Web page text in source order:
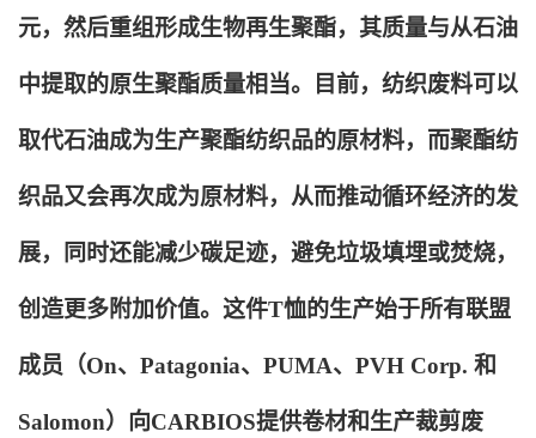
元，然后重组形成生物再生聚酯，其质量与从石油
中提取的原生聚酯质量相当。目前，纺织废料可以
取代石油成为生产聚酯纺织品的原材料，而聚酯纺
织品又会再次成为原材料，从而推动循环经济的发
展，同时还能减少碳足迹，避免垃圾填埋或焚烧，
创造更多附加价值。这件T恤的生产始于所有联盟
成员（On、Patagonia、PUMA、PVH Corp. 和
Salomon）向CARBIOS提供卷材和生产裁剪废